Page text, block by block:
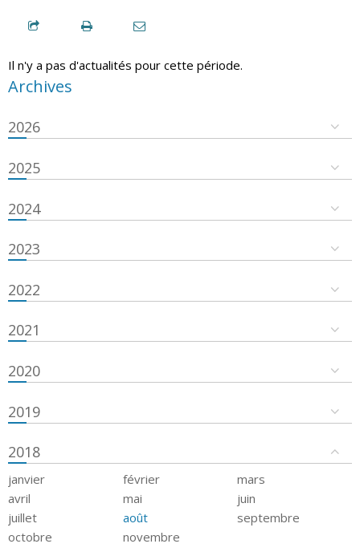
Il n'y a pas d'actualités pour cette période.
Archives
2026
2025
2024
2023
2022
2021
2020
2019
2018
janvier février
mars
avril
mai
juin
juillet
août
septembre
octobre
novembre